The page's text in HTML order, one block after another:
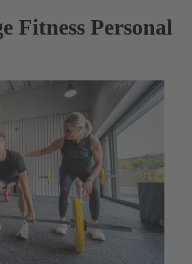
Fitness Personal